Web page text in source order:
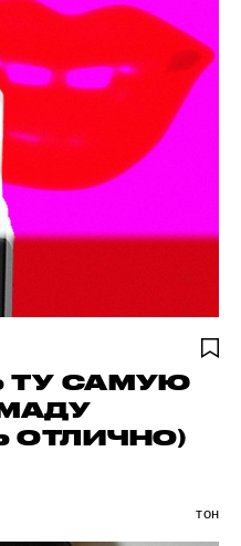
ТУ САМУЮ
ОТЛИЧНО)
тон